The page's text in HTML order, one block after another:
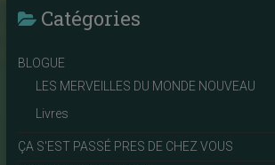
Catégories
BLOGUE
LES MERVEILLES DU MONDE NOUVEAU
Livres
ÇA S'EST PASSÉ PRES DE CHEZ VOUS